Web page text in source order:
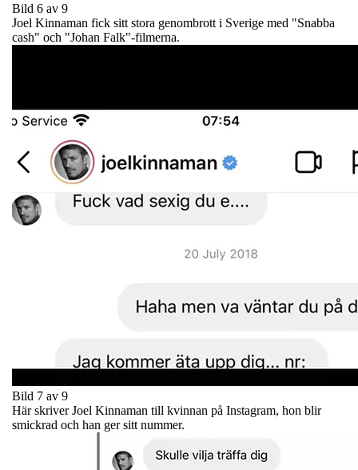
Bild 6 av 9
Joel Kinnaman fick sitt stora genombrott i Sverige med "Snabba
cash" och "Johan Falk"-filmerna.
Bild 7 av 9
Här skriver Joel Kinnaman till kvinnan på Instagram, hon blir
smickrad och han ger sitt nummer.